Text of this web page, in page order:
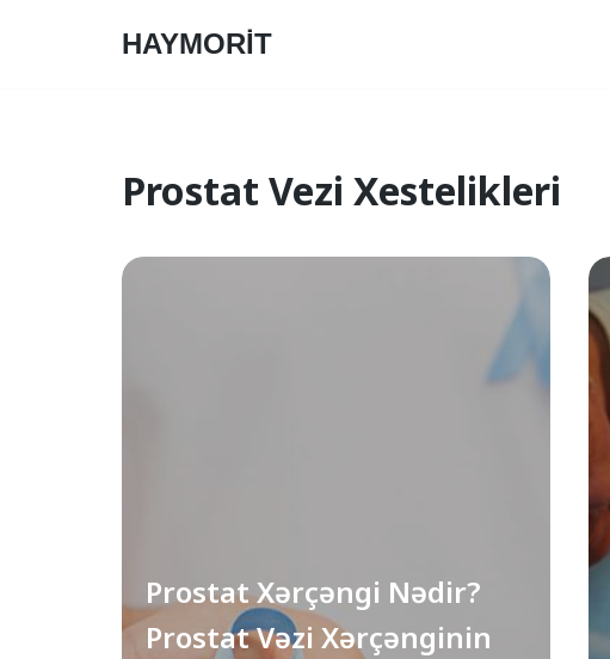
HAYMORİT
Prostat Vezi Xestelikleri
Prostat Xərçəngi Nədir?
Prostat Vəzi Xərçənginin